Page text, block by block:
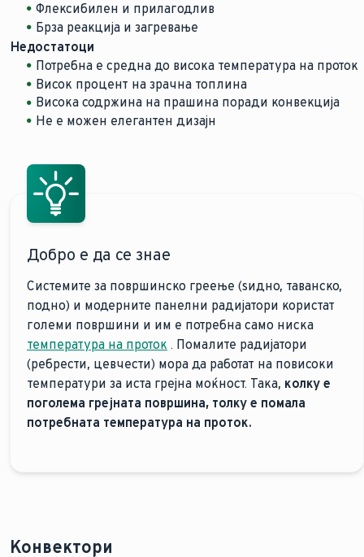
Флексибилен и прилагодлив
Брза реакција и загревање
Недостатоци
Потребна е средна до висока температура на проток
Висок процент на зрачна топлина
Висока содржина на прашина поради конвекција
Не е можен елегантен дизајн
Добро е да се знае
Системите за површинско греење (ѕидно, таванско,
подно) и модерните панелни радијатори користат
големи површини и им е потребна само ниска
температура на проток . Помалите радијатори
(ребрести, цевчести) мора да работат на повисоки
температури за иста грејна моќност. Така, колку е
поголема грејната површина, толку е помала
потребната температура на проток.
Конвектори